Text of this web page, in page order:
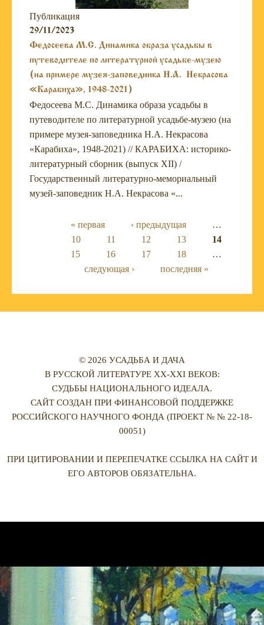
Публикация
29/11/2023
Федосеева М.С. Динамика образа усадьбы в
путеводителе по литературной усадьбе-музею
(на примере музея-заповедника Н.А. Некрасова
«Карабиха», 1948-2021)
Федосеева М.С. Динамика образа усадьбы в
путеводителе по литературной усадьбе-музею (на
примере музея-заповедника Н.А. Некрасова
«Карабиха», 1948-2021) // КАРАБИХА: историко-
литературный сборник (выпуск XII) /
Государственный литературно-мемориальный
музей-заповедник Н.А. Некрасова «...
Страницы
« первая ‹ предыдущая
…
10
11 12 13
14
15
16 17 18
…
следующая ›
последняя »
© 2026 УСАДЬБА И ДАЧА
В РУССКОЙ ЛИТЕРАТУРЕ XX-XXI ВЕКОВ:
СУДЬБЫ НАЦИОНАЛЬНОГО ИДЕАЛА.
САЙТ СОЗДАН ПРИ ФИНАНСОВОЙ ПОДДЕРЖКЕ
РОССИЙСКОГО НАУЧНОГО ФОНДА (ПРОЕКТ № № 22-18-
00051)
ПРИ ЦИТИРОВАНИИ И ПЕРЕПЕЧАТКЕ ССЫЛКА НА САЙТ И
ЕГО АВТОРОВ ОБЯЗАТЕЛЬНА.